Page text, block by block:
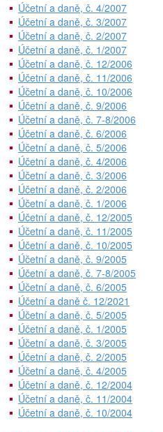
Účetní a daně, č. 4/2007
Účetní a daně, č. 3/2007
Účetní a daně, č. 2/2007
Účetní a daně, č. 1/2007
Účetní a daně, č. 12/2006
Účetní a daně, č. 11/2006
Účetní a daně, č. 10/2006
Účetní a daně, č. 9/2006
Účetní a daně, č. 7-8/2006
Účetní a daně, č. 6/2006
Účetní a daně, č. 5/2006
Účetní a daně, č. 4/2006
Účetní a daně, č. 3/2006
Účetní a daně, č. 2/2006
Účetní a daně, č. 1/2006
Účetní a daně, č. 12/2005
Účetní a daně, č. 11/2005
Účetní a daně, č. 10/2005
Účetní a daně, č. 9/2005
Účetní a daně, č. 7-8/2005
Účetní a daně, č. 6/2005
Účetní a daně č. 12/2021
Účetní a daně, č. 5/2005
Účetní a daně, č. 1/2005
Účetní a daně, č. 3/2005
Účetní a daně, č. 2/2005
Účetní a daně, č. 4/2005
Účetní a daně, č. 12/2004
Účetní a daně, č. 11/2004
Účetní a daně, č. 10/2004